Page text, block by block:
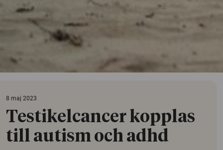
8 maj 2023
Testikelcancer kopplas
till autism och adhd